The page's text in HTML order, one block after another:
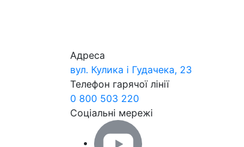
Адреса
вул. Кулика і Гудачека, 23
Телефон гарячої лінії
0 800 503 220
Соціальні мережі